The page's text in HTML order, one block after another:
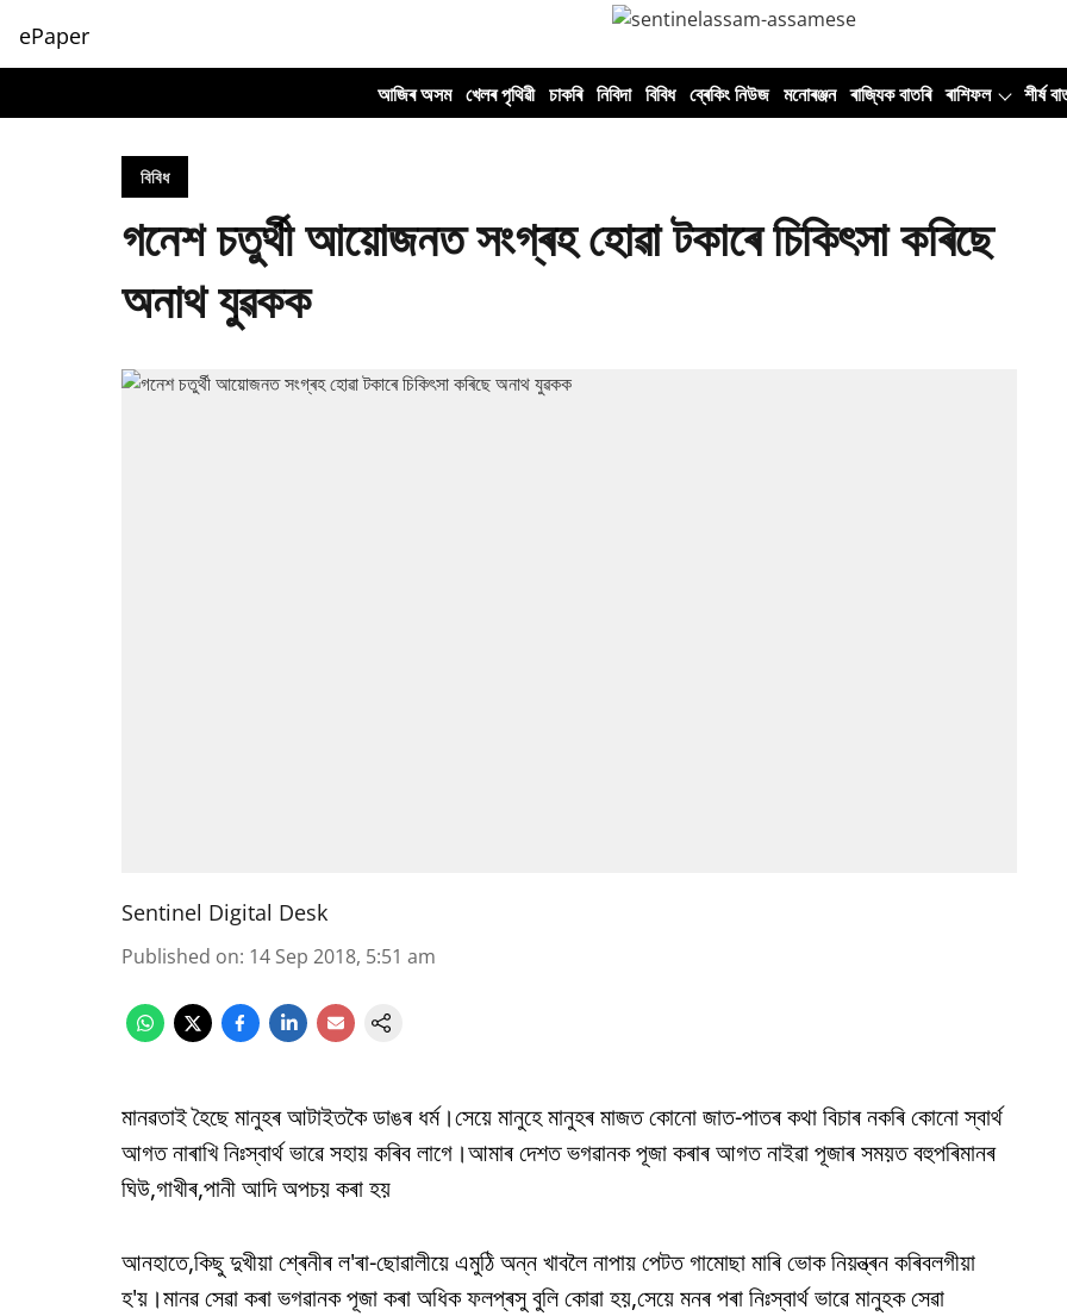
ePaper
আজিৰ অসম খেলৰ পৃথিৱী চাকৰি নিবিদা বিবিধ ব্ৰেকিং নিউজ মনোৰঞ্জন ৰাজ্যিক বাতৰি ৰাশিফল শীৰ্ষ
বিবিধ
গনেশ চতুৰ্থী আয়োজনত সংগ্ৰহ হোৱা টকাৰে চিকিৎসা কৰিছে
অনাথ যুৱকক
Sentinel Digital Desk
Published on: 14 Sep 2018, 5:51 am
মানৱতাই হৈছে মানুহৰ আটাইতকৈ ডাঙৰ ধৰ্ম।সেয়ে মানুহে মানুহৰ মাজত কোনো জাত-পাতৰ কথা বিচাৰ নকৰি কোনো স্বাৰ্থ
আগত নাৰাখি নিঃস্বাৰ্থ ভাৱে সহায় কৰিব লাগে।আমাৰ দেশত ভগৱানক পূজা কৰাৰ আগত নাইৱা পূজাৰ সময়ত বহুপৰিমানৰ
ঘিউ,গাখীৰ,পানী আদি অপচয় কৰা হয়
আনহাতে,কিছু দুখীয়া শ্ৰেনীৰ ল'ৰা-ছোৱালীয়ে এমুঠি অন্ন খাবলৈ নাপায় পেটত গামোছা মাৰি ভোক নিয়ন্ত্ৰন কৰিবলগীয়া
হ'য়।মানৱ সেৱা কৰা ভগৱানক পূজা কৰা অধিক ফলপ্ৰসু বুলি কোৱা হয়,সেয়ে মনৰ পৰা নিঃস্বাৰ্থ ভাৱে মানুহক সেৱা